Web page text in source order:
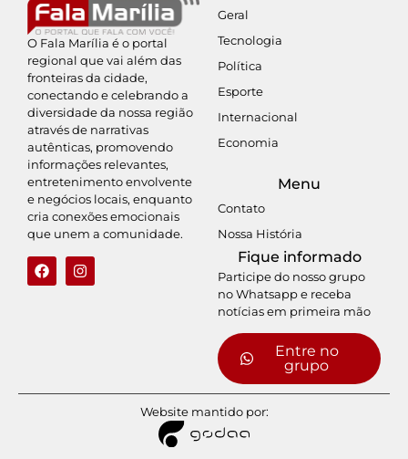
O Fala Marília é o portal
regional que vai além das
fronteiras da cidade,
conectando e celebrando a
diversidade da nossa região
através de narrativas
autênticas, promovendo
informações relevantes,
entretenimento envolvente
e negócios locais, enquanto
cria conexões emocionais
que unem a comunidade.
Geral
Tecnologia
Política
Esporte
Internacional
Economia
Menu
Contato
Nossa História
Fique informado
Participe do nosso grupo
no Whatsapp e receba
notícias em primeira mão
Entre no
grupo
Website mantido por: